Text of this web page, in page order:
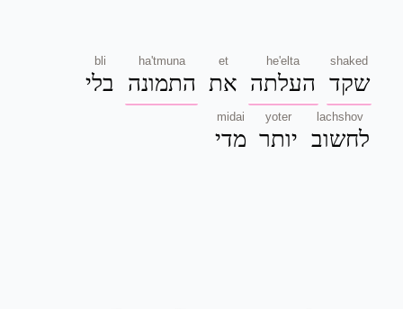
shaked
שקד
he'elta
העלתה
et
את
ha'tmuna
התמונה
bli
בלי
lachshov
לחשוב
yoter
יותר
midai
מדי